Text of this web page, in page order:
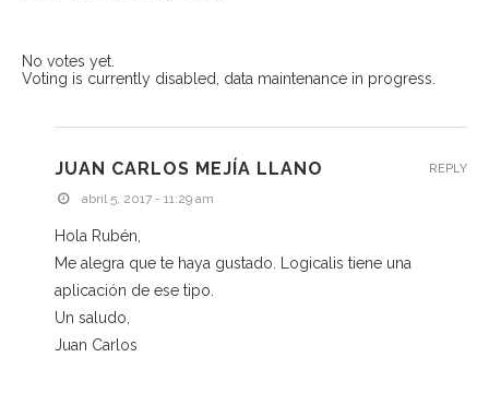
No votes yet.
Voting is currently disabled, data maintenance in progress.
JUAN CARLOS MEJÍA LLANO
abril 5, 2017 - 11:29 am
Hola Rubén,
Me alegra que te haya gustado. Logicalis tiene una
aplicación de ese tipo.
Un saludo,
Juan Carlos
REPLY